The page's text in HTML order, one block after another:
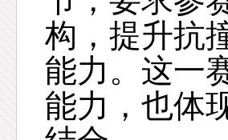
构，提升抗
能力。这一
能力，也体